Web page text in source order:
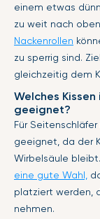
einem etwas
zu weit nach
Nackenrollen
zu sperrig sind.
gleichzeitig dem
Welches
geeignet?
Für
geeignet, da der
Wirbelsäule
eine gute Wahl,
platziert werden,
nehmen.